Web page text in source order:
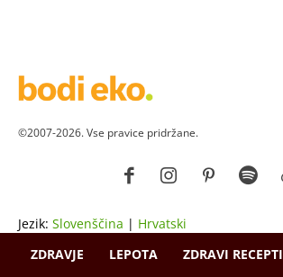
©2007-2026. Vse pravice pridržane.
Jezik: Slovenščina | Hrvatski
ZDRAVJE
LEPOTA ZDRAVI RECEPTI